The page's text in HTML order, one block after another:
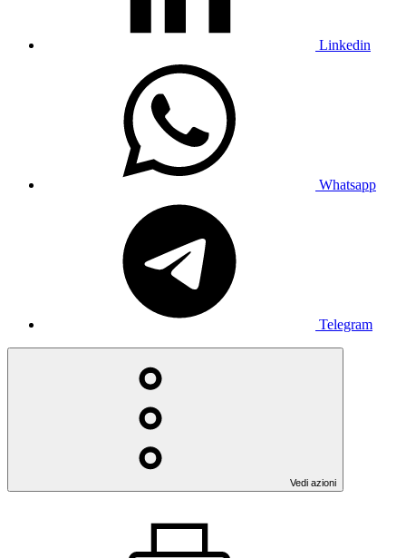
Linkedin
Whatsapp
Telegram
Vedi azioni